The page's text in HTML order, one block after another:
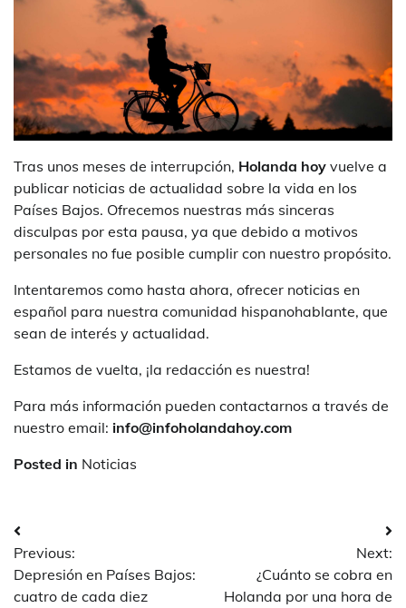
Tras unos meses de interrupción, Holanda hoy vuelve a
publicar noticias de actualidad sobre la vida en los
Países Bajos. Ofrecemos nuestras más sinceras
disculpas por esta pausa, ya que debido a motivos
personales no fue posible cumplir con nuestro propósito.
Intentaremos como hasta ahora, ofrecer noticias en
español para nuestra comunidad hispanohablante, que
sean de interés y actualidad.
Estamos de vuelta, ¡la redacción es nuestra!
Para más información pueden contactarnos a través de
nuestro email: info@infoholandahoy.com
Posted in Noticias
Post
navigation
Previous:
Depresión en Países Bajos:
cuatro de cada diez
Next:
¿Cuánto se cobra en
Holanda por una hora de